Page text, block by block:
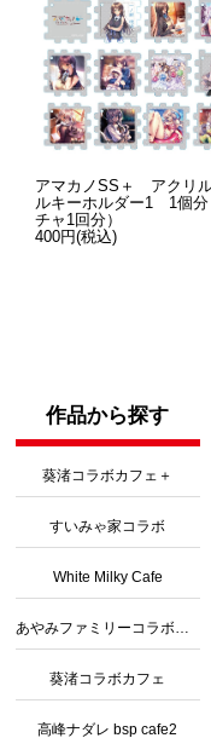
アマカノSS＋ アクリ
ルキーホルダー1 1個分
チャ1回分）
400円(税込)
作品から探す
葵渚コラボカフェ＋
すいみゃ家コラボ
White Milky Cafe
葵渚コラボカフェ
高峰ナダレ bsp cafe2